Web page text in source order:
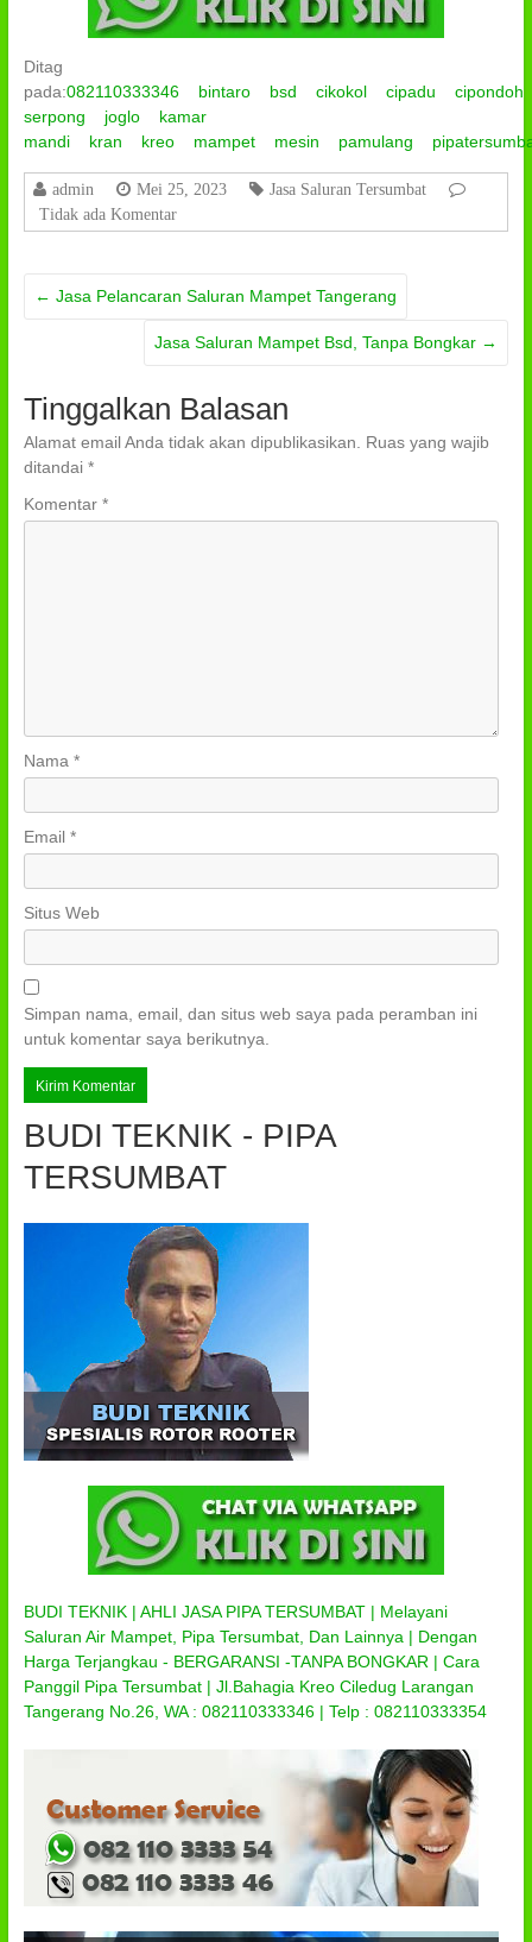
Ditag
pada:082110333346 bintaro bsd cikokol cipadu
cipondoh
serpong
joglo
kamar
mandi
kran kreo mampet mesin pamulang
admin Mei 25, 2023
Jasa Saluran Tersumbat
Tidak ada Komentar
← Jasa Pelancaran Saluran Mampet Tangerang
Jasa Saluran Mampet Bsd, Tanpa Bongkar →
Tinggalkan Balasan
Alamat email Anda tidak akan dipublikasikan. Ruas yang wajib
ditandai *
Komentar *
Nama *
Email *
Situs Web
Simpan nama, email, dan situs web saya pada peramban ini
untuk komentar saya berikutnya.
BUDI TEKNIK - PIPA
TERSUMBAT
BUDI TEKNIK | AHLI JASA PIPA TERSUMBAT | Melayani
Saluran Air Mampet, Pipa Tersumbat, Dan Lainnya | Dengan
Harga Terjangkau - BERGARANSI -TANPA BONGKAR | Cara
Panggil Pipa Tersumbat | Jl.Bahagia Kreo Ciledug Larangan
Tangerang No.26, WA : 082110333346 | Telp : 082110333354